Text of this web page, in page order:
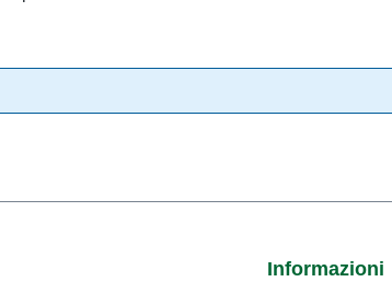
Informazioni